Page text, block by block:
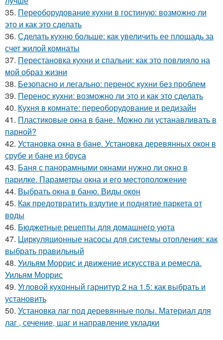
35. Переоборудование кухни в гостиную: возможно ли
это и как это сделать
36. Сделать кухню больше: как увеличить ее площадь за
счет жилой комнаты
37. Перестановка кухни и спальни: как это повлияло на
мой образ жизни
38. Безопасно и легально: перенос кухни без проблем
39. Перенос кухни: возможно ли это и как это сделать
40. Кухня в комнате: переоборудование и редизайн
41. Пластиковые окна в бане. Можно ли устанавливать в
парной?
42. Установка окна в бане. Установка деревянных окон в
срубе и бане из бруса
43. Баня с панорамными окнами нужно ли окно в
парилке. Параметры окна и его местоположение
44. Выбрать окна в баню. Виды окон
45. Как предотвратить вздутие и поднятие паркета от
воды
46. Бюджетные рецепты для домашнего уюта
47. Циркуляционные насосы для системы отопления: как
выбрать правильный
48. Уильям Моррис и движение искусства и ремесла.
Уильям Моррис
49. Угловой кухонный гарнитур 2 на 1.5: как выбрать и
установить
50. Установка лаг под деревянные полы. Материал для
лаг , сечение, шаг и направление укладки